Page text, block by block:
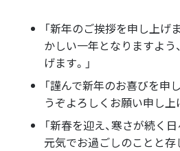
「新年のご挨拶を申し上げ
かしい一年となりますよう
げます。」
「謹んで新年のお喜びを申
うぞよろしくお願い申し上
「新春を迎え、寒さが続く
元気でお過ごしのことと存